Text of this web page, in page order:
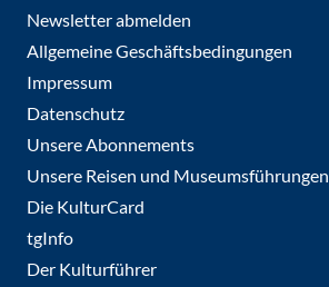
Newsletter abmelden
Allgemeine Geschäftsbedingungen
Impressum
Datenschutz
Unsere Abonnements
Unsere Reisen und Museumsführungen
Die KulturCard
tgInfo
Der Kulturführer